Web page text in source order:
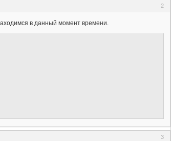
2
в данный момент времени.
3